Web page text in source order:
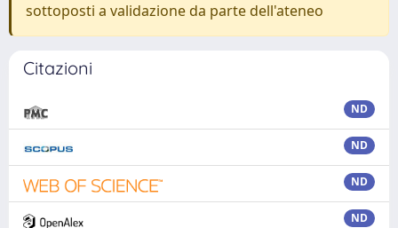
sottoposti a validazione da parte dell'ateneo
Citazioni
ND
ND
ND
ND